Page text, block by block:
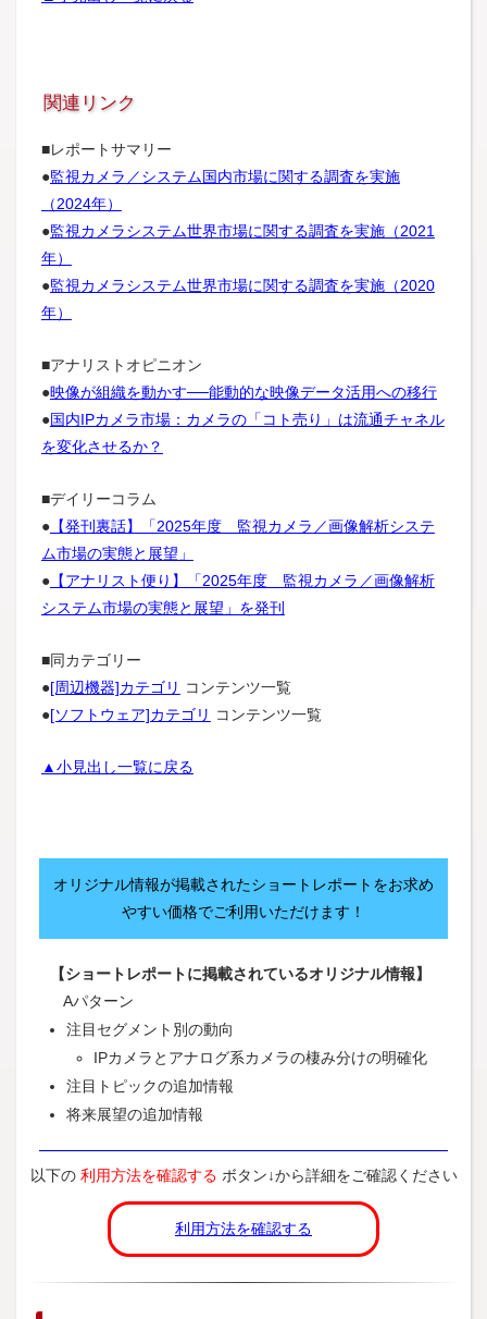
関連リンク
■レポートサマリー
●監視カメラ／システム国内市場に関する調査を実施
（2024年）
●監視カメラシステム世界市場に関する調査を実施（2021
年）
●監視カメラシステム世界市場に関する調査を実施（2020
年）
■アナリストオピニオン
●映像が組織を動かす──能動的な映像データ活用への移行
●国内IPカメラ市場：カメラの「コト売り」は流通チャネル
を変化させるか？
■デイリーコラム
●【発刊裏話】「2025年度 監視カメラ／画像解析システ
ム市場の実態と展望」
●【アナリスト便り】「2025年度 監視カメラ／画像解析
システム市場の実態と展望」を発刊
■同カテゴリー
●[周辺機器]カテゴリ コンテンツ一覧
●[ソフトウェア]カテゴリ コンテンツ一覧
▲小見出し一覧に戻る
オリジナル情報が掲載されたショートレポートをお求め
やすい価格でご利用いただけます！
【ショートレポートに掲載されているオリジナル情報】
Aパターン
注目セグメント別の動向
IPカメラとアナログ系カメラの棲み分けの明確化
注目トピックの追加情報
将来展望の追加情報
以下の 利用方法を確認する ボタン↓から詳細をご確認ください
利用方法を確認する